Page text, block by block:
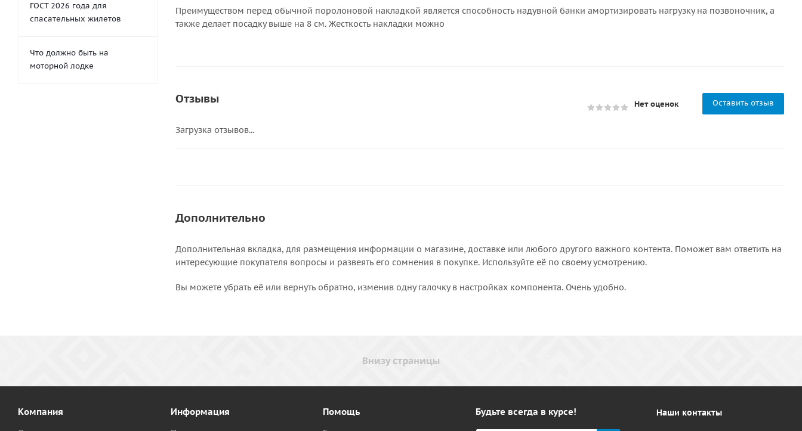
Преимуществом перед обычной поролоновой накладкой является способность надувной банки амортизировать нагрузку на позвоночник, а
также делает посадку выше на 8 см. Жесткость накладки можно
Отзывы Нет оценок Оставить отзыв
Загрузка отзывов...
Дополнительно
Дополнительная вкладка, для размещения информации о магазине, доставке или любого другого важного контента. Поможет вам ответить на
интересующие покупателя вопросы и развеять его сомнения в покупке. Используйте её по своему усмотрению.
Вы можете убрать её или вернуть обратно, изменив одну галочку в настройках компонента. Очень удобно.
ГОСТ 2026 года для
спасательных жилетов
Что должно быть на
моторной лодке
Компания Информация Помощь Будьте всегда в курсе! Наши контакты